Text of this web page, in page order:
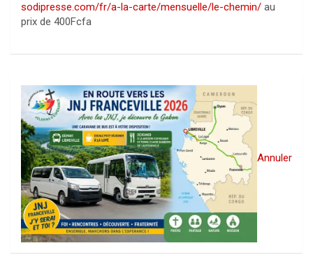
sodipresse.com/fr/a-la-carte/mensuelle/le-chemin/ au
prix de 400Fcfa
Annuler